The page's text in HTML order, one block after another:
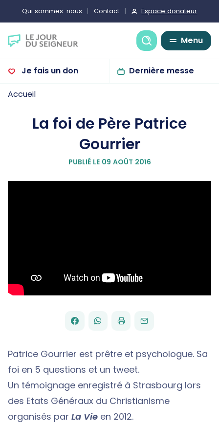
Qui sommes-nous Contact Espace donateur
Recherche
Menu
Je fais un don Dernière messe
Accueil
La foi de Père Patrice
Gourrier
PUBLIÉ LE 09 AOÛT 2016
PARTAGER
FACEBOOK
PARTAGER
WHATSAPP
IMPRIMERENVOYER
PAR
EMAIL
Patrice Gourrier est prêtre et psychologue. Sa
foi en 5 questions et un tweet.
Un témoignage enregistré à Strasbourg lors
des Etats Généraux du Christianisme
organisés par La Vie en 2012.